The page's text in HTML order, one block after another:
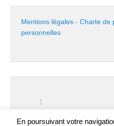
Mentions légales - Charte de
personnelles
En poursuivant votre